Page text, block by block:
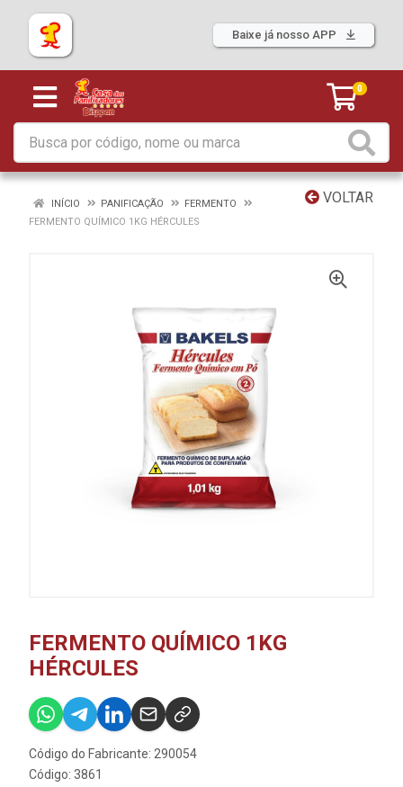
Baixe já nosso APP
0
VOLTAR
INÍCIO PANIFICAÇÃO
FERMENTO
FERMENTO QUÍMICO 1KG HÉRCULES
FERMENTO QUÍMICO 1KG
HÉRCULES
Código do Fabricante: 290054
Código: 3861